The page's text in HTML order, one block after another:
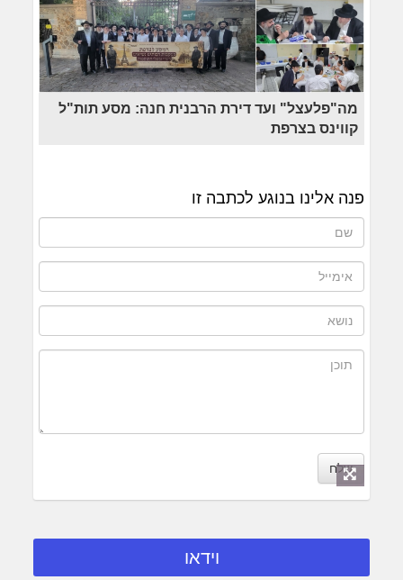
מה"פלעצל" ועד דירת הרבנית חנה: מסע תות"ל
קווינס בצרפת
פנה אלינו בנוגע לכתבה זו
שלח
וידאו